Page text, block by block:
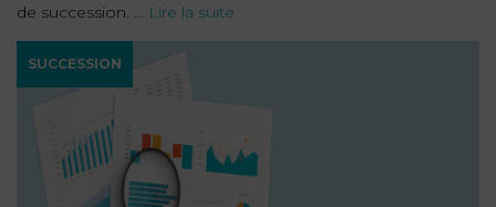
de succession. ... Lire la suite
SUCCESSION